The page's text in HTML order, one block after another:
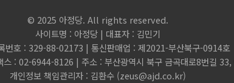
© 2025 아정당. All rights reserved.
사이트명 : 아정당 | 대표자 : 김민기
번호 : 329-88-02173 | 통신판매업 : 제2021-부산북구-0914호
: 02-6944-8126 | 주소 : 부산광역시 북구 금곡대로8번길 33,
개인정보 책임관리자 : 김환수 (zeus@ajd.co.kr)